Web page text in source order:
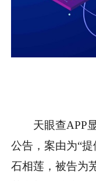
天眼查APP
公告，案由为“
石相莲，被告为